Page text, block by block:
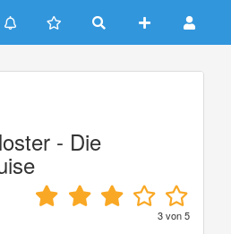
- Die
3von5